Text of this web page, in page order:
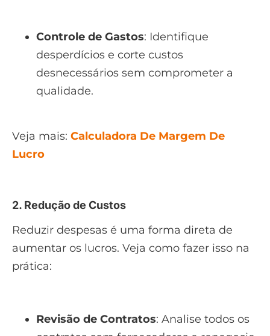
Controle de Gastos: Identifique
desperdícios e corte custos
desnecessários sem comprometer a
qualidade.
Veja mais: Calculadora De Margem De
Lucro
2. Redução de Custos
Reduzir despesas é uma forma direta de
aumentar os lucros. Veja como fazer isso na
prática:
Revisão de Contratos: Analise todos os